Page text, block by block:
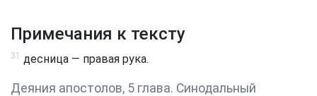
Примечания к тексту
31 десница — правая рука.
Деяния апостолов, 5 глава. Синодальный